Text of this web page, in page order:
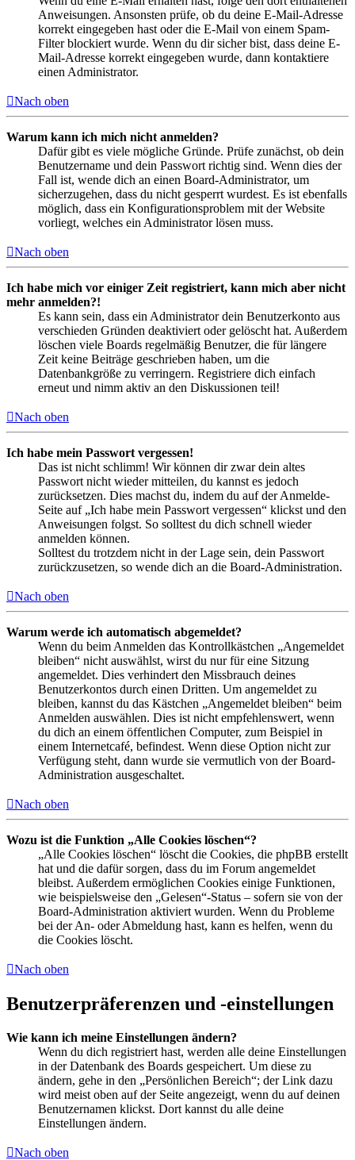
Anweisungen. Ansonsten prüfe, ob du deine E-Mail-Adresse
korrekt eingegeben hast oder die E-Mail von einem Spam-
Filter blockiert wurde. Wenn du dir sicher bist, dass deine E-
Mail-Adresse korrekt eingegeben wurde, dann kontaktiere
einen Administrator.
Nach oben
Warum kann ich mich nicht anmelden?
Dafür gibt es viele mögliche Gründe. Prüfe zunächst, ob dein
Benutzername und dein Passwort richtig sind. Wenn dies der
Fall ist, wende dich an einen Board-Administrator, um
sicherzugehen, dass du nicht gesperrt wurdest. Es ist ebenfalls
möglich, dass ein Konfigurationsproblem mit der Website
vorliegt, welches ein Administrator lösen muss.
Nach oben
Ich habe mich vor einiger Zeit registriert, kann mich aber nicht
mehr anmelden?!
Es kann sein, dass ein Administrator dein Benutzerkonto aus
verschieden Gründen deaktiviert oder gelöscht hat. Außerdem
löschen viele Boards regelmäßig Benutzer, die für längere
Zeit keine Beiträge geschrieben haben, um die
Datenbankgröße zu verringern. Registriere dich einfach
erneut und nimm aktiv an den Diskussionen teil!
Nach oben
Ich habe mein Passwort vergessen!
Das ist nicht schlimm! Wir können dir zwar dein altes
Passwort nicht wieder mitteilen, du kannst es jedoch
zurücksetzen. Dies machst du, indem du auf der Anmelde-
Seite auf „Ich habe mein Passwort vergessen“ klickst und den
Anweisungen folgst. So solltest du dich schnell wieder
anmelden können.
Solltest du trotzdem nicht in der Lage sein, dein Passwort
zurückzusetzen, so wende dich an die Board-Administration.
Nach oben
Warum werde ich automatisch abgemeldet?
Wenn du beim Anmelden das Kontrollkästchen „Angemeldet
bleiben“ nicht auswählst, wirst du nur für eine Sitzung
angemeldet. Dies verhindert den Missbrauch deines
Benutzerkontos durch einen Dritten. Um angemeldet zu
bleiben, kannst du das Kästchen „Angemeldet bleiben“ beim
Anmelden auswählen. Dies ist nicht empfehlenswert, wenn
du dich an einem öffentlichen Computer, zum Beispiel in
einem Internetcafé, befindest. Wenn diese Option nicht zur
Verfügung steht, dann wurde sie vermutlich von der Board-
Administration ausgeschaltet.
Nach oben
Wozu ist die Funktion „Alle Cookies löschen“?
„Alle Cookies löschen“ löscht die Cookies, die phpBB erstellt
hat und die dafür sorgen, dass du im Forum angemeldet
bleibst. Außerdem ermöglichen Cookies einige Funktionen,
wie beispielsweise den „Gelesen“-Status – sofern sie von der
Board-Administration aktiviert wurden. Wenn du Probleme
bei der An- oder Abmeldung hast, kann es helfen, wenn du
die Cookies löscht.
Nach oben
Benutzerpräferenzen und -einstellungen
Wie kann ich meine Einstellungen ändern?
Wenn du dich registriert hast, werden alle deine Einstellungen
in der Datenbank des Boards gespeichert. Um diese zu
ändern, gehe in den „Persönlichen Bereich“; der Link dazu
wird meist oben auf der Seite angezeigt, wenn du auf deinen
Benutzernamen klickst. Dort kannst du alle deine
Einstellungen ändern.
Nach oben